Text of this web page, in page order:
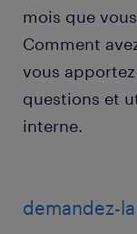
mois que
Comment
vous
questions et
interne.
demandez-la